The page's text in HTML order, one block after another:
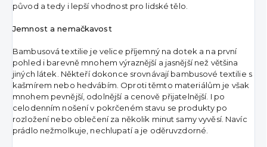
původ a tedy i lepší vhodnost pro lidské tělo.
Jemnost a nemačkavost
Bambusová textilie je velice příjemný na dotek a na první
pohled i barevně mnohem výraznější a jasnější než většina
jiných látek. Někteří dokonce srovnávají bambusové textilie s
kašmírem nebo hedvábím. Oproti těmto materiálům je však
mnohem pevnější, odolnější a cenově přijatelnější. I po
celodenním nošení v pokrčeném stavu se produkty po
rozložení nebo oblečení za několik minut samy vyvěsí. Navíc
prádlo nežmolkuje, nechlupatí a je oděruvzdorné.